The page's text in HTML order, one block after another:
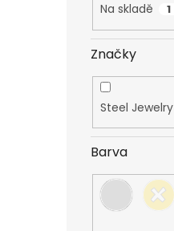
Na skladě 1
Značky
Steel Jewelry
Barva